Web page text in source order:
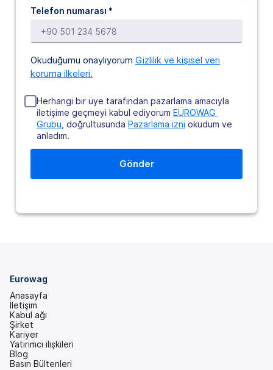
Telefon numarası *
Okuduğumu onaylıyorum Gizlilik ve kişisel veri
koruma ilkeleri.
Herhangi bir üye tarafından pazarlama amacıyla
iletişime geçmeyi kabul ediyorum EUROWAG
Grubu , doğrultusunda Pazarlama izni okudum ve
anladım.
Eurowag
Anasayfa
İletişim
Kabul ağı
Şirket
Kariyer
Yatırımcı ilişkileri
(yeni
bir
Blog
Basın Bültenleri